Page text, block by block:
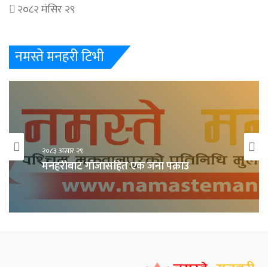
२०८२ मंसिर २९
नमस्ते मनहरी टिभी
२०८३ असार २९
मनहरीबाट गाँजासहित एक जना पक्राउ
२०८३ असार २९